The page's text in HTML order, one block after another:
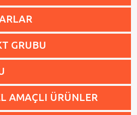
GRUBU
AMAÇLI ÜRÜNLER